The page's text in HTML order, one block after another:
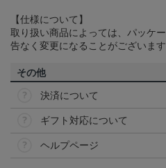
【仕様について】
取り扱い商品によっては、パッケ
告なく変更になることがございます
その他
決済について
ギフト対応について
ヘルプページ